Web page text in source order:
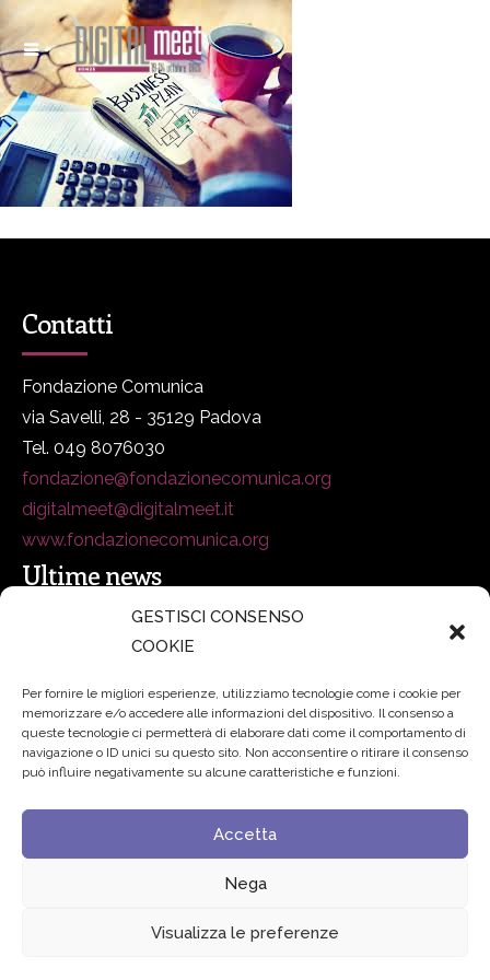
GESTISCI CONSENSO
COOKIE
Per fornire le migliori esperienze, utilizziamo tecnologie come i cookie per
memorizzare e/o accedere alle informazioni del dispositivo. Il consenso a
queste tecnologie ci permetterà di elaborare dati come il comportamento di
navigazione o ID unici su questo sito. Non acconsentire o ritirare il consenso
può influire negativamente su alcune caratteristiche e funzioni.
Accetta
Nega
Visualizza le preferenze
Contatti
Fondazione Comunica
via Savelli, 28 - 35129 Padova
Tel. 049 8076030
fondazione@fondazionecomunica.org
digitalmeet@digitalmeet.it
www.fondazionecomunica.org
Ultime news
secsolutionforum 2026: è Bologna la nuova capitale
Padre Benanti: «Intelligenza artificiale? Contro i nuovi
algoritmi del potere serve una governance condivisa»
Edvance – Digital Education Hub Higher Education